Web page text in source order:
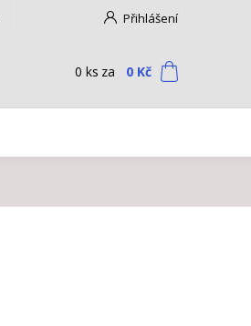
Přihlášení
0 ks za 0 Kč